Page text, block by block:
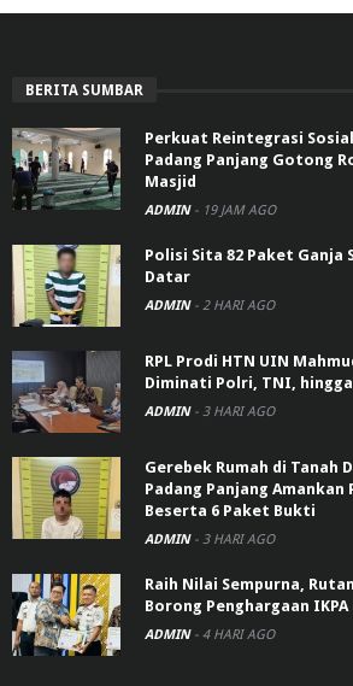
BERITA SUMBAR
Perkuat Reintegrasi
Padang Panjang Gotong
Masjid
ADMIN - 19 JAM AGO
Polisi Sita 82 Paket Ganja
Datar
ADMIN - 2 HARI AGO
RPL Prodi HTN UIN
Diminati Polri, TNI,
ADMIN - 3 HARI AGO
Gerebek Rumah di Tanah
Padang Panjang Amankan
Beserta 6 Paket Bukti
ADMIN - 3 HARI AGO
Raih Nilai Sempurna,
Borong Penghargaan
ADMIN - 4 HARI AGO